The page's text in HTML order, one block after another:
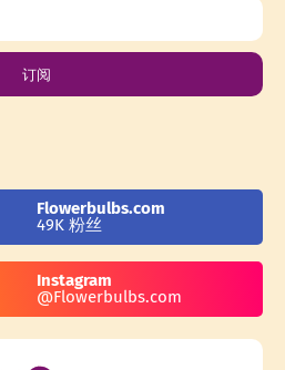
订阅
Flowerbulbs.com
49K 粉丝
Instagram
@Flowerbulbs.com